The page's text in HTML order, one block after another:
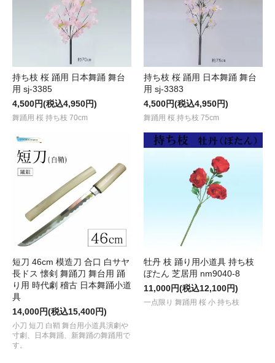
持ち枝 桜 踊用 日本舞踊 舞台
用 sj-3385
4,500円(税込4,950円)
舞踊用 桜 持ち枝 70cm
持ち枝 桜 踊用 日本舞踊 舞台
用 sj-3383
4,500円(税込4,950円)
舞踊用 桜 持ち枝 75cm
短刀 46cm 模造刀 合口 白サヤ
長ドス 懐剣 舞踊刀 舞台用 踊
り用 時代劇 稽古 日本舞踊小道
具
14,000円(税込15,400円)
小刀 短刀 白鞘 舞台用小道具演劇や
寸劇、日本舞踊、新舞踊の舞踊用で
す。
牡丹 枝 踊り用小道具 持ち枝
ぼたん 芝居用 nm9040-8
11,000円(税込12,100円)
一点限り 舞踊用 桜 小 持ち枝